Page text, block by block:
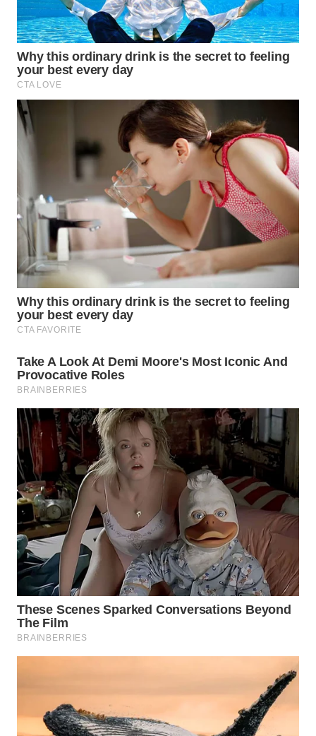
SEMARANG
WN
SOLO
WN
BOROBUDUR
WN
SURABAYA
WN
NATUNA
WN
BINTAN
WN
MANDALIKA
WN
LIKUPANG
WN
LABUANBAJO
WN
BORNEO
Wahana
Media
Group
WAHANA
NEWS
WAHANA